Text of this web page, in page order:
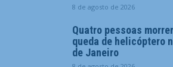
8 de agosto de 2026
Quatro pessoas
queda de helicóptero
de Janeiro